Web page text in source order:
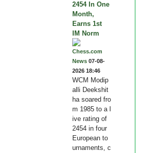
2454 In One
Month,
Earns 1st
IM Norm
Chess.com
News 07-08-
2026 18:46
WCM Modip
alli Deekshit
ha soared fro
m 1985 to a l
ive rating of
2454 in four
European to
urnaments, c